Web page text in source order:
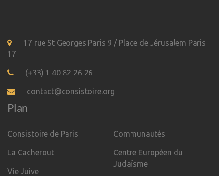
17 rue St Georges Paris 9 / Place de Jérusalem Paris
17
(+33) 1 40 82 26 26
contact@consistoire.org
Plan
Consistoire de Paris
La Cacherout
Vie Juive
Communautés
Centre Européen du
Judaïsme